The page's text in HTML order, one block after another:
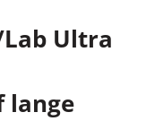
Lab Ultra
lange